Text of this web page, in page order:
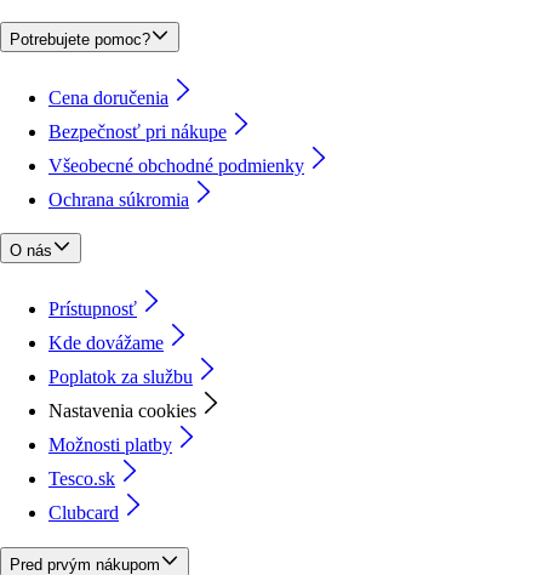
Potrebujete pomoc?
Cena doručenia
Bezpečnosť pri nákupe
Všeobecné obchodné podmienky
Ochrana súkromia
O nás
Prístupnosť
Kde dovážame
Poplatok za službu
Nastavenia cookies
Možnosti platby
Tesco.sk
Clubcard
Pred prvým nákupom